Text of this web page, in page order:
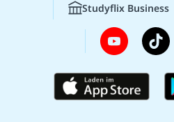
Studyflix Business